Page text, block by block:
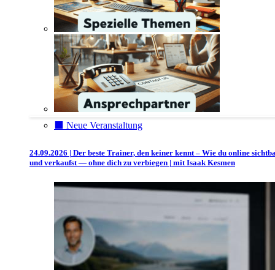
⬛️ Neue Veranstaltung
24.09.2026 | Der beste Trainer, den keiner kennt – Wie du online
und verkaufst — ohne dich zu verbiegen | mit Isaak Kesmen